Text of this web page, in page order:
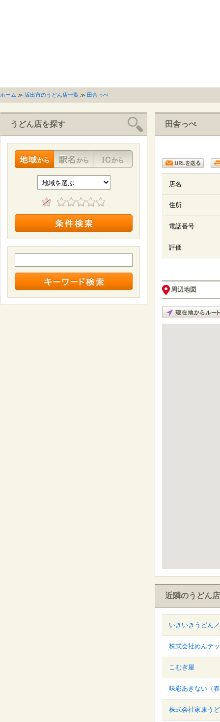
ホーム ≫ 坂出市のうどん店一覧 ≫ 田舎っぺ
うどん店を探す 田舎っぺ
店名
住所
電話番号
評価
周辺地図
近隣のうどん店
いきいきうどん
株式会社めんテ
こむぎ屋
味彩あきない（
株式会社家康う